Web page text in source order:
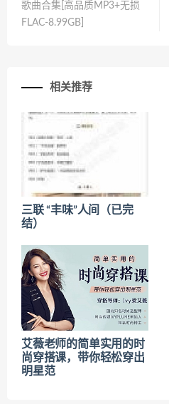
歌曲合集[高品质MP3+无损
FLAC-8.99GB]
相关推荐
三联 “丰味”人间（已完
结）
艾薇老师的简单实用的时
尚穿搭课，带你轻松穿出
明星范